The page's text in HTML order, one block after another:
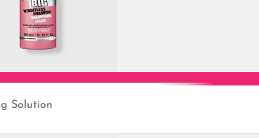
Add to Cart
Solution